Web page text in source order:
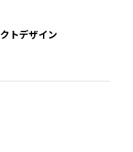
トデザイン